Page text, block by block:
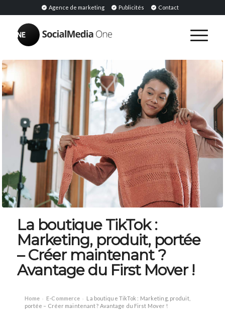
Agence de marketing Publicités Contact
La boutique TikTok :
Marketing, produit, portée
– Créer maintenant ?
Avantage du First Mover !
Home › E-Commerce › La boutique TikTok : Marketing, produit,
portée – Créer maintenant ? Avantage du First Mover !